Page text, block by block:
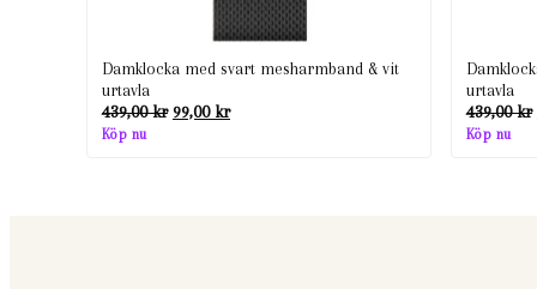
Damklocka med svart mesharmband & vit
urtavla
439,00kr Det
99,00 krDet
Köp nu
urtavla
439,00kr
Köp nu